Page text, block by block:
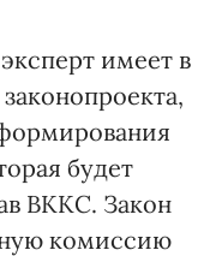
имеет в
будет
ВККС. Закон
комиссию